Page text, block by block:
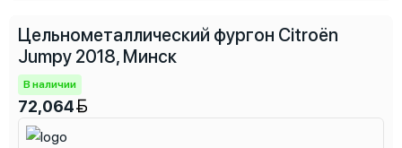
Цельнометаллический фургон Citroën
Jumpy 2018, Минск
В наличии
72,064